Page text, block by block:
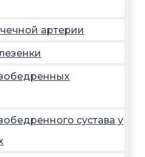
артерии
сустава у